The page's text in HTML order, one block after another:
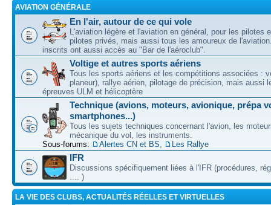
AVIATION GÉNÉRALE
En l'air, autour de ce qui vole
L'aviation légère et l'aviation en général, pour les pilotes
pilotes privés, mais aussi tous les amoureux de
inscrits ont aussi accès au "Bar de l'aéroclub".
Voltige et autres sports aériens
Tous les sports aériens et les compétitions associées :
planeur), rallye aérien, pilotage de précision, mais aussi
épreuves ULM et hélicoptère
Technique (avions, moteurs, avionique, prépa
smartphones...)
Tous les sujets techniques concernant l'avion, les
mécanique du vol, les instruments.
Sous-forums:
Alertes CN et BS Les Rallye
IFR
Discussions spécifiquement liées à l'IFR (procédures,
.... )
LA VIE DES CLUBS, ACTUALITÉS RÉELLES ET VIRTUELLES